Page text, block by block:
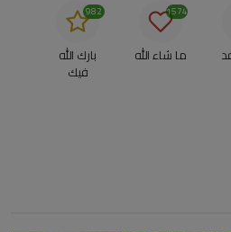
ما شاء الله
1574
بارك الله
فيك
982